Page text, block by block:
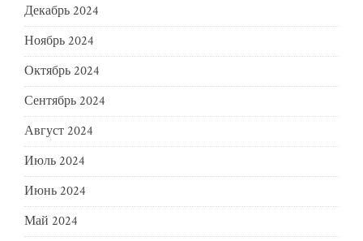
Декабрь 2024
Ноябрь 2024
Октябрь 2024
Сентябрь 2024
Август 2024
Июль 2024
Июнь 2024
Май 2024